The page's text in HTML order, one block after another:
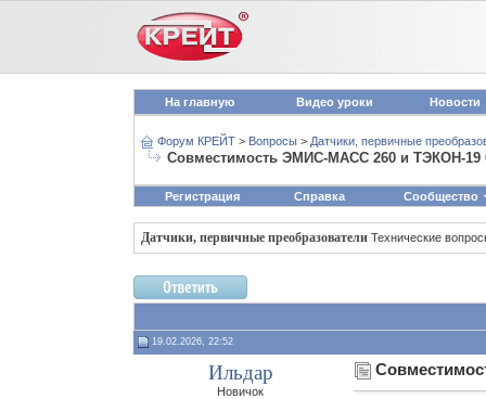
На главную Видео уроки Новости
Форум КРЕЙТ > Вопросы > Датчики, первичные
Совместимость ЭМИС‑МАСС 260 и ТЭКОН‑19
Регистрация Справка Сообщество
Датчики, первичные преобразователи Технические
19.02.2026, 22:52
Ильдар
Новичок